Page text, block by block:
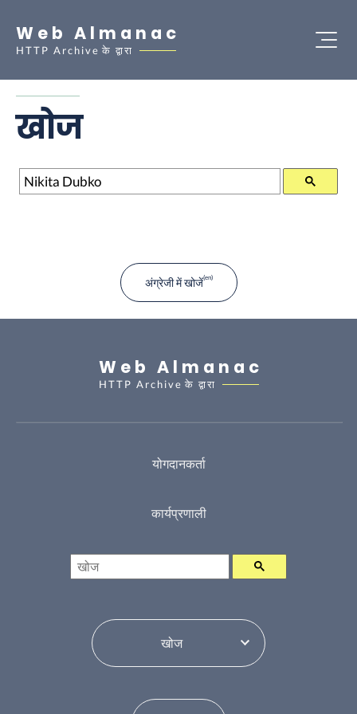
Web Almanac
HTTP Archive के द्वारा
खोज
खोज
अंग्रेजी में खोजें
Web Almanac
HTTP Archive के द्वारा
योगदानकर्ता
कार्यप्रणाली
खोज
विषय सूची परिवर्तन करें